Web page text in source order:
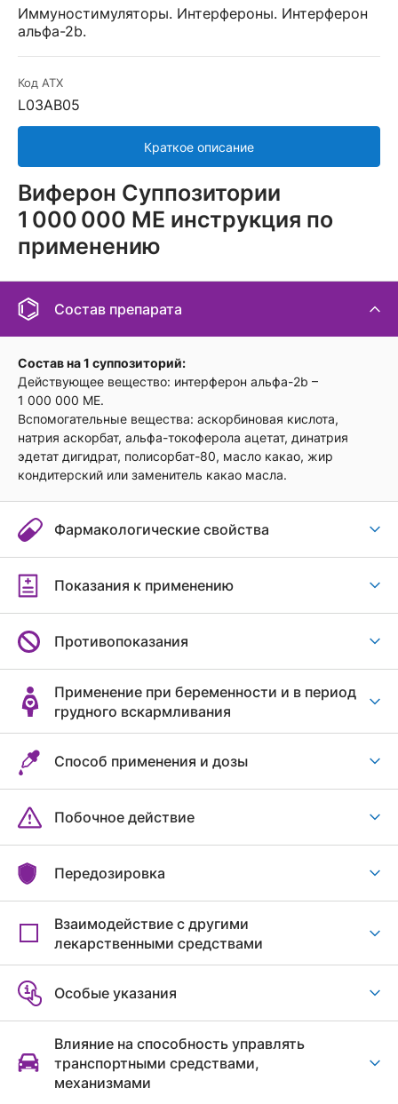
Краткое описание
Иммуностимуляторы. Интерфероны. Интерферон
альфа-2b.
Код АТХ
L03АВ05
Виферон Суппозитории
1 000 000 МЕ инструкция по
применению
Состав препарата
Состав на 1 суппозиторий:
Действующее вещество: интерферон альфа-2b –
1 000 000 МЕ.
Вспомогательные вещества: аскорбиновая кислота,
натрия аскорбат, альфа-токоферола ацетат, динатрия
эдетат дигидрат, полисорбат-80, масло какао, жир
кондитерский или заменитель какао масла.
Фармакологические свойства
Показания к применению
Противопоказания
Применение при беременности и в период
грудного вскармливания
Способ применения и дозы
Побочное действие
Передозировка
Взаимодействие с другими
лекарственными средствами
Особые указания
Влияние на способность управлять
транспортными средствами,
механизмами